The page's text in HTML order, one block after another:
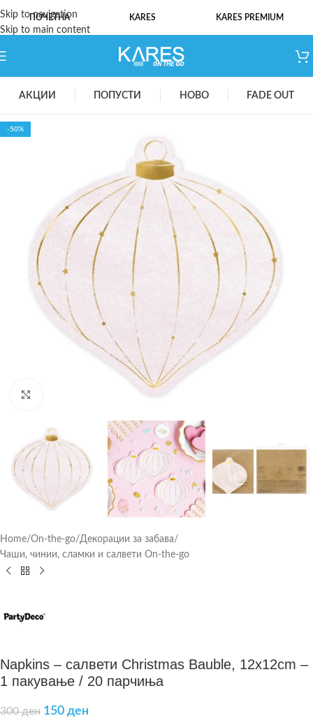
Skip to navigation
Skip to main content
ПОЧЕТНА KARES KARES PREMIUM
АКЦИИ ПОПУСТИ НОВО FADE OUT
-50%
Home/On-the-go/Декорации за забава/
Чаши, чинии, сламки и салвети On-the-go
Napkins – салвети Christmas Bauble, 12x12cm –
1 пакување / 20 парчиња
300ден 150 ден